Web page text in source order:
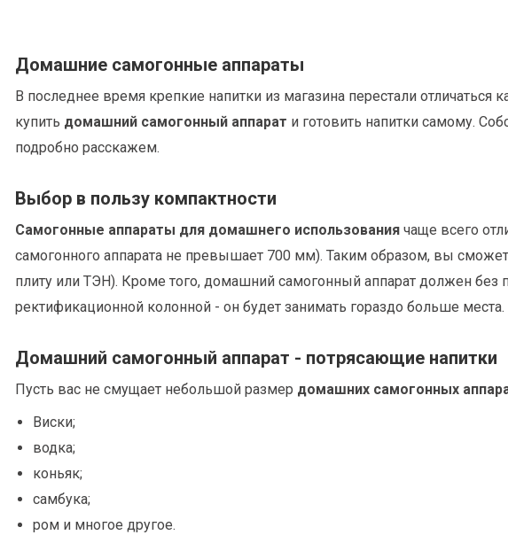
Домашние самогонные аппараты
В последнее время крепкие напитки из магазина перестали
купить домашний самогонный аппарат и готовить напитки самому.
подробно расскажем.
Выбор в пользу компактности
Самогонные аппараты для домашнего использования чаще всего
самогонного аппарата не превышает 700 мм). Таким образом, вы
плиту или ТЭН). Кроме того, домашний самогонный аппарат должен без
ректификационной колонной - он будет занимать гораздо больше места.
Домашний самогонный аппарат - потрясающие напитки
Пусть вас не смущает небольшой размер домашних самогонных
Виски;
водка;
коньяк;
самбука;
ром и многое другое.